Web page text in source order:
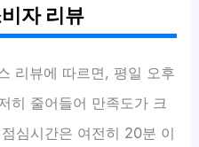
자 리뷰
리뷰에 따르면, 평일 오후
히 줄어들어 만족도가 크
심시간은 여전히 20분 이